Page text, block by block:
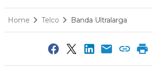
Home Telco Banda Ultralarga